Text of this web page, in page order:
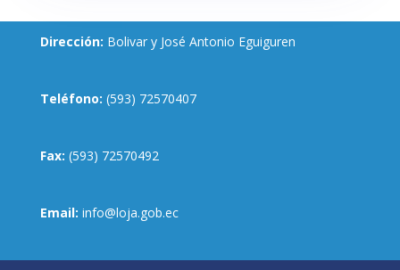
Dirección: Bolivar y José Antonio Eguiguren
Teléfono: (593) 72570407
Fax: (593) 72570492
Email: info@loja.gob.ec